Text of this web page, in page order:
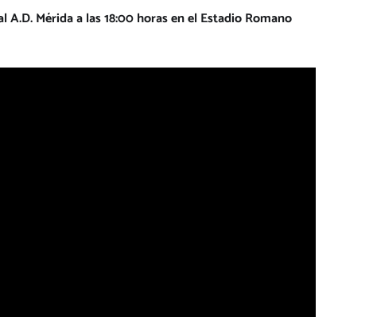
Mérida a las 18:00 horas en el Estadio Romano